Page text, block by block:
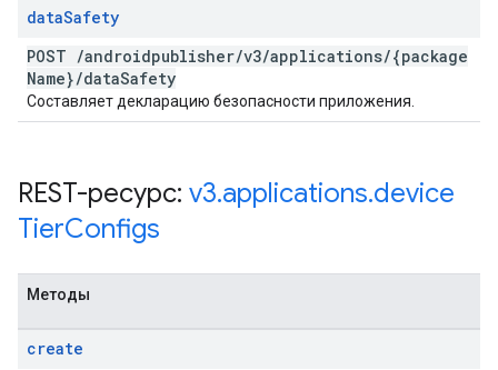
dataSafety
POST /androidpublisher/v3/applications/{package
Name}/dataSafety
Составляет декларацию безопасности приложения.
REST-ресурс: v3.applications.device
TierConfigs
Методы
create